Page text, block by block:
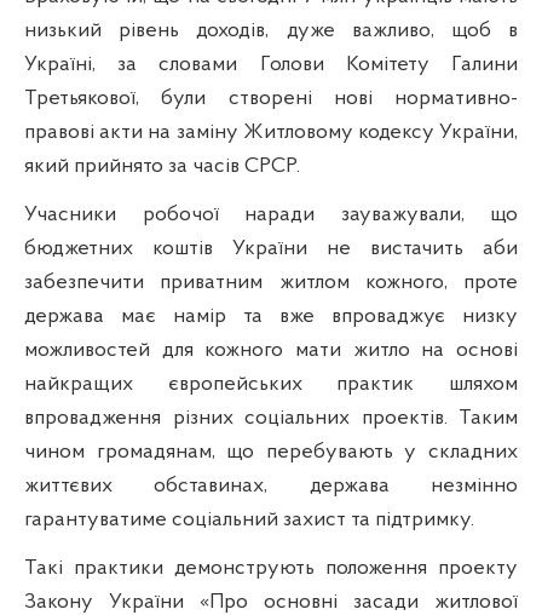
низький рівень доходів, дуже важливо, щоб в
Україні, за словами Голови Комітету Галини
Третьякової, були створені нові нормативно-
правові акти на заміну Житловому кодексу України,
який прийнято за часів СРСР.
Учасники робочої наради зауважували, що
бюджетних коштів України не вистачить аби
забезпечити приватним житлом кожного, проте
держава має намір та вже впроваджує низку
можливостей для кожного мати житло на основі
найкращих європейських практик шляхом
впровадження різних соціальних проектів. Таким
чином громадянам, що перебувають у складних
життєвих обставинах, держава незмінно
гарантуватиме соціальний захист та підтримку.
Такі практики демонструють положення проекту
Закону України «Про основні засади житлової